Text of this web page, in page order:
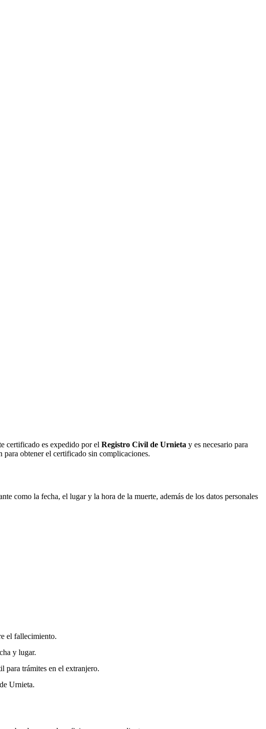
certificado es expedido por el Registro Civil de Urnieta y es necesario para
obtener el certificado sin complicaciones.
como la fecha, el lugar y la hora de la muerte, además de los datos personales
el fallecimiento.
y lugar.
para trámites en el extranjero.
Urnieta.